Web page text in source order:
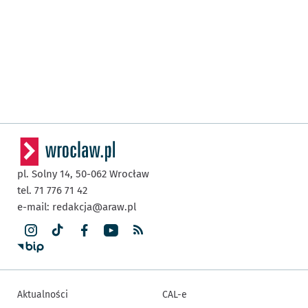
pl. Solny 14, 50-062 Wrocław
tel. 71 776 71 42
e-mail: redakcja@araw.pl
Aktualności CAL-e